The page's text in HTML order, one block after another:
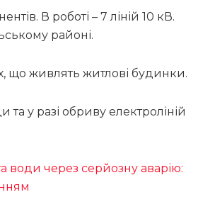
В роботі – 7 ліній 10 кВ.
районі.
що живлять житлові будинки.
у разі обриву електроліній
води через серйозну аварію: